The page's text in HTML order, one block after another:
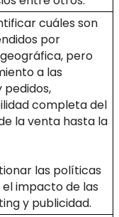
cuáles son
por
pero
a las
completa del
la venta hasta la
las políticas
impacto de las
y publicidad.